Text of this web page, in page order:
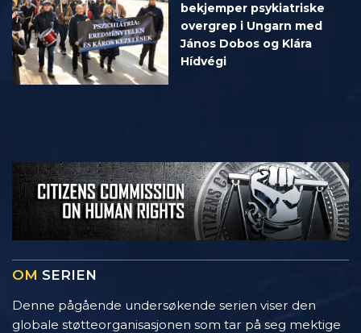
bekjemper psykiatriske
overgrep i Ungarn med
János Dobos og Klára
Hídvégi
OM SERIEN
Denne pågående undersøkende serien viser den
globale støtteorganisasjonen som tar på seg mektige